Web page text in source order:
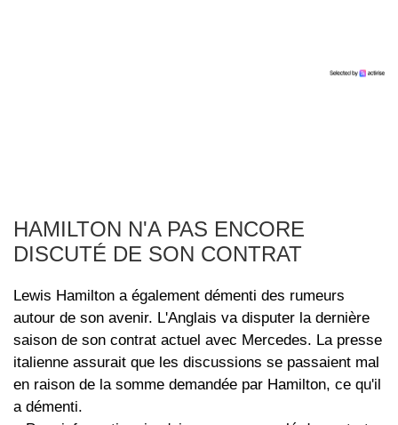
HAMILTON N'A PAS ENCORE
DISCUTÉ DE SON CONTRAT
Lewis Hamilton a également démenti des rumeurs
autour de son avenir. L'Anglais va disputer la dernière
saison de son contrat actuel avec Mercedes. La presse
italienne assurait que les discussions se passaient mal
en raison de la somme demandée par Hamilton, ce qu'il
a démenti.